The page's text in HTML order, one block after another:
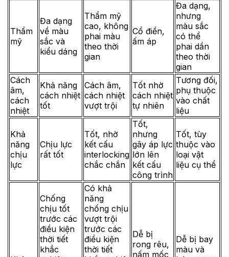
Thẩm
mỹ
Đa dạng
về màu
sắc và
kiểu dáng
Thẩm mỹ
cao, không
phai màu
theo thời
gian
Cổ điển,
ấm áp
Đa dạng,
nhưng
màu sắc
có thể
phai dần
theo thời
gian
Cách
âm,
cách
nhiệt
Khả năng
cách nhiệt
tốt
Cách âm,
cách nhiệt
vượt trội
Tốt nhờ
cách nhiệt
tự nhiên
Tương đối,
phụ thuộc
vào chất
liệu
Khả
năng
chịu
lực
Chịu lực
rất tốt
Tốt, nhờ
kết cấu
interlocking
chắc chắn
Tốt,
nhưng
gây áp lực
lớn lên
kết cấu
công trình
Tốt, tùy
thuộc vào
loại vật
liệu cụ thể
Chống
chịu tốt
trước các
điều kiện
thời tiết
khắc
Có khả
năng
chống chịu
vượt trội
trước các
điều kiện
thời tiết
Dễ bị
rong rêu,
nấm mốc
Dễ bị bay
màu và